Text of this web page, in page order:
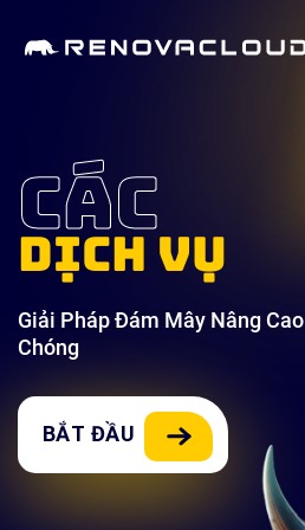
CÁC
DỊCH VỤ
Giải Pháp Đám Mây Nâng
Chóng
BẮT ĐẦU